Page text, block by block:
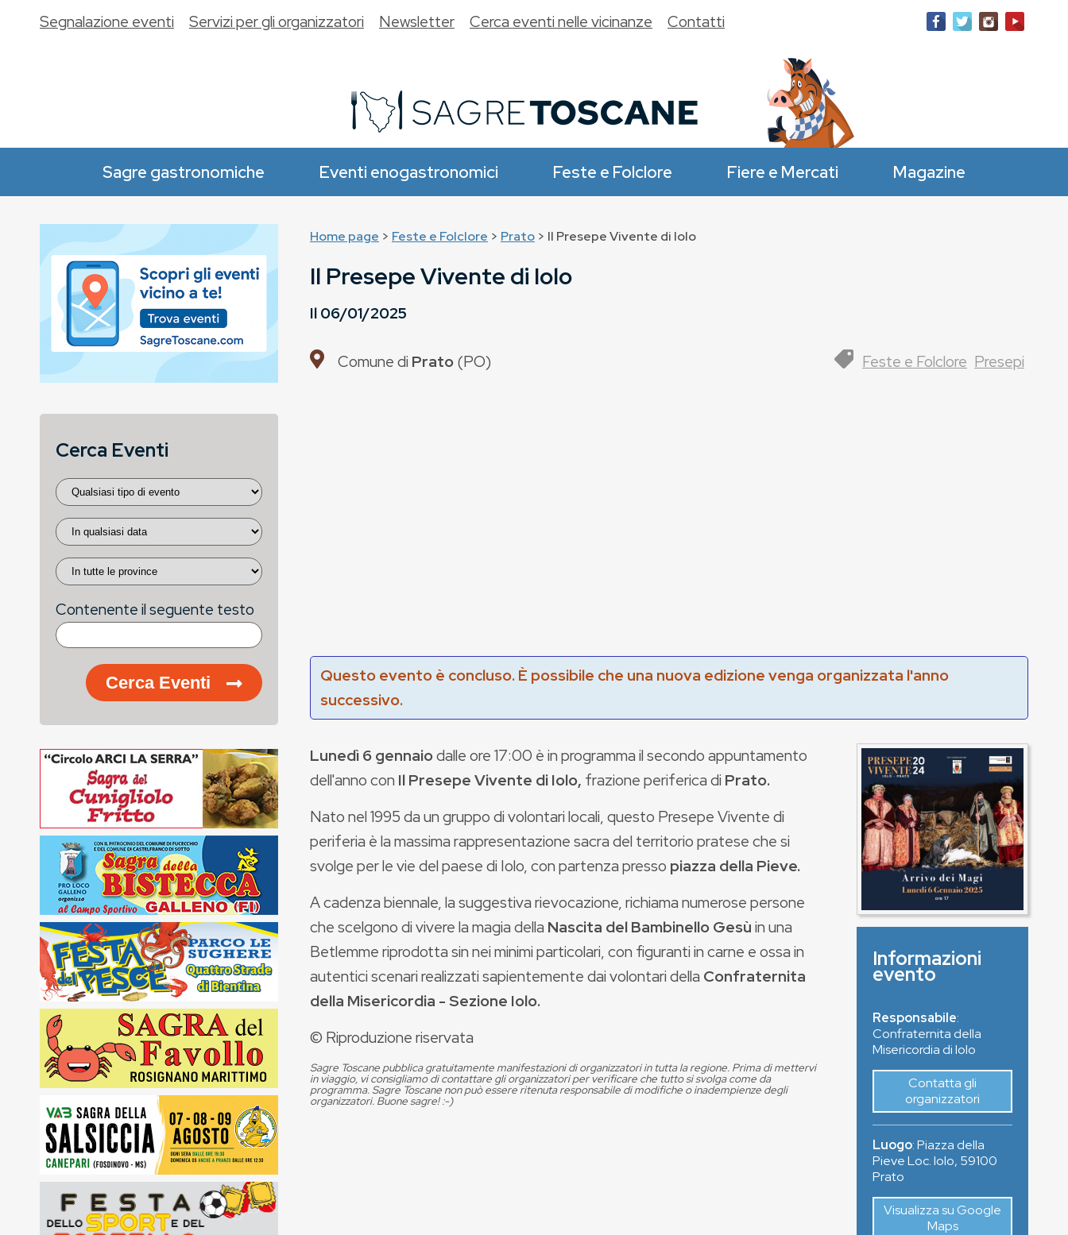
Sagre gastronomiche Eventi enogastronomici Feste e Folclore Fiere e Mercati Magazine
Segnalazione eventi Servizi per gli organizzatori Newsletter Cerca eventi nelle vicinanze Contatti
Home page > Feste e Folclore > Prato > Il Presepe Vivente di Iolo
Il Presepe Vivente di Iolo
Il06/01/2025
Comune di Prato(PO) Feste e Folclore Presepi
Questo evento è concluso. È possibile che una nuova edizione venga organizzata l'anno
successivo.
Lunedì 6 gennaiodalle ore 17:00 è in programma il secondo appuntamento
dell'anno con Il Presepe Vivente di Iolo, frazione periferica di Prato.
Nato nel 1995 da un gruppo di volontari locali, questo Presepe Vivente di
periferia è la massima rappresentazione sacra del territorio pratese che si
svolge per le vie del paese di Iolo, con partenza presso piazza della Pieve.
A cadenza biennale, la suggestiva rievocazione, richiama numerose persone
che scelgono di vivere la magia della Nascita del Bambinello Gesùin una
Betlemme riprodotta sin nei minimi particolari, con figuranti in carne e ossa in
autentici scenari realizzati sapientemente dai volontari della Confraternita
della Misericordia - Sezione Iolo.
© Riproduzione riservata
Sagre Toscane pubblica gratuitamente manifestazioni di organizzatori in tutta la regione. Prima di mettervi
in viaggio, vi consigliamo di contattare gli organizzatori per verificare che tutto si svolga come da
programma. Sagre Toscane non può essere ritenuta responsabile di modifiche o inadempienze degli
organizzatori. Buone sagre! :-)
Informazioni
evento
Responsabile:
Confraternita della
Misericordia di Iolo
Contatta gli
organizzatori
Luogo:Piazza della
Pieve Loc. Iolo, 59100
Prato
Visualizza su Google
Maps
Cerca Eventi
Contenente il seguente testo
Cerca Eventi